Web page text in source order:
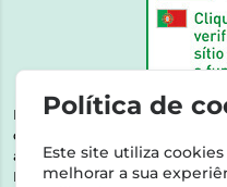
Esta farmácia encontra-se
dispensa de medicamentos
através da internet.
MSRM, MNSRM, MSRMV ou
Política de
Este site utiliza cookies
melhorar a sua